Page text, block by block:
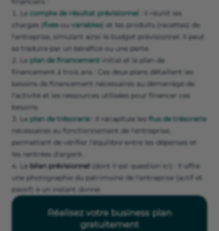
Le compte de résultat prévisionnel : Il réunit les
charges ( fixes ou variables) et les produits (recettes) de
l'entreprise, simulant ainsi le budget prévisionnel. Il peut
se traduire par un bénéfice ou une perte.
Le plan de financement initial et le plan de
financement à trois ans : Ces deux plans détaillent les
besoins de financement nécessaires au démarrage de
l'activité et les ressources utilisées pour financer ces
besoins.
Le plan de trésorerie: Il récapitule les flux de trésorerie
nécessaires au fonctionnement de l'entreprise,
permettant de vérifier l'équilibre entre les dépenses et
les rentrées d'argent.
Le bilan prévisionnel (dont il est question ici) : Il offre
une photographie du patrimoine de l'entreprise (actif et
passif) à un instant donné.
Réalisez votre business plan
gratuitement